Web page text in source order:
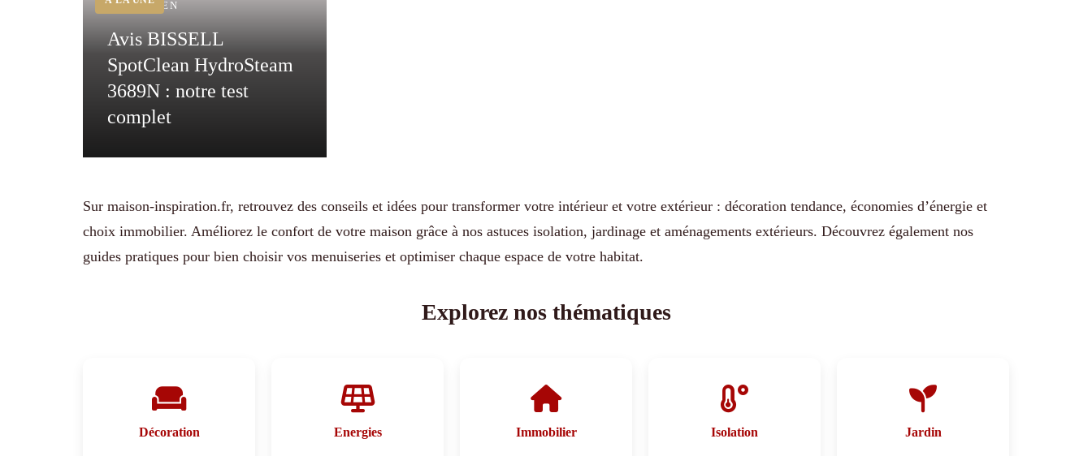
ENTRETIEN
Avis BISSELL
SpotClean HydroSteam
3689N : notre test
complet
Sur maison-inspiration.fr, retrouvez des conseils et idées pour transformer votre intérieur et votre extérieur : décoration tendance, économies d’énergie et
choix immobilier. Améliorez le confort de votre maison grâce à nos astuces isolation, jardinage et aménagements extérieurs. Découvrez également nos
guides pratiques pour bien choisir vos menuiseries et optimiser chaque espace de votre habitat.
Explorez nos thématiques
Décoration Energies Immobilier Isolation Jardin